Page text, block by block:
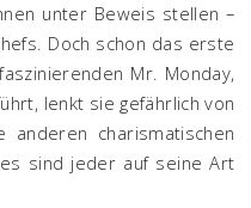
unter Beweis stellen –
Doch schon das erste
Mr. Monday,
lenkt sie gefährlich von
charismatischen
sind jeder auf seine Art